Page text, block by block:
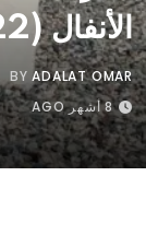
الأنفال (22 آذار – 1 نيسان 1988)
BYADALAT OMAR
8 أشهر AGO